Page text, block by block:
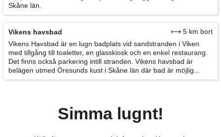
Skåne län.
Vikens havsbad
⟼ 5 km bort
Vikens Havsbad är en lugn badplats vid sandstranden i Viken
med tillgång till toaletter, en glasskiosk och en enkel restaurang.
Det finns också parkering intill stranden. Vikens havsbad är
belägen utmed Öresunds kust i Skåne län där bad är möjlig...
Simma lugnt!